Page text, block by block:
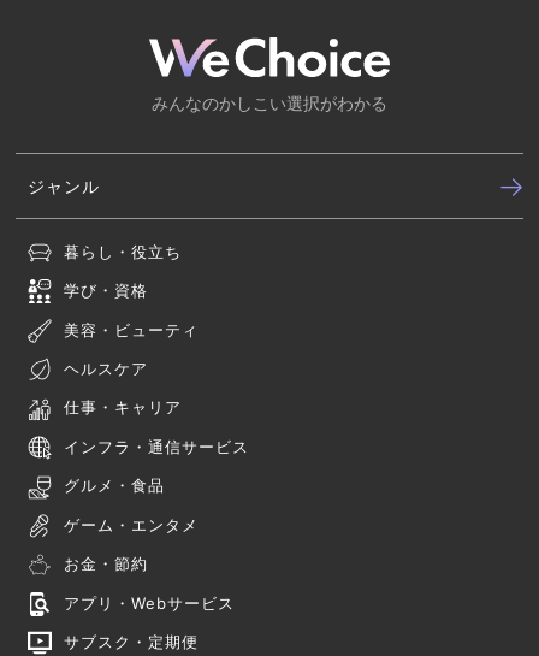
みんなのかしこい選択がわかる
ジャンル
暮らし・役立ち
学び・資格
美容・ビューティ
ヘルスケア
仕事・キャリア
インフラ・通信サービス
グルメ・食品
ゲーム・エンタメ
お金・節約
アプリ・Webサービス
サブスク・定期便